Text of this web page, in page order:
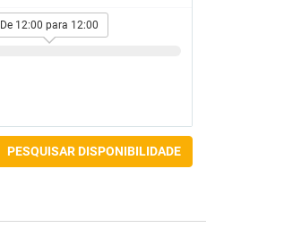
De 12:00 para 12:00
PESQUISAR DISPONIBILIDADE